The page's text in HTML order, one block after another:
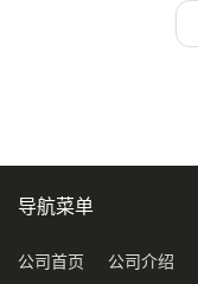
导航菜单
公司首页 公司介绍